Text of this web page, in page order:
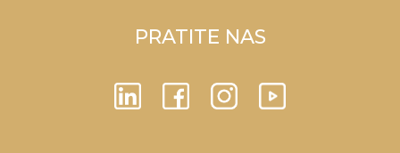
PRATITE NAS